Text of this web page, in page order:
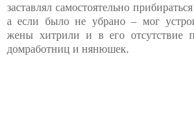
заставлял самостоятельно
а если было не убрано – мог
жены хитрили и в его отсутствие
домработниц и нянюшек.